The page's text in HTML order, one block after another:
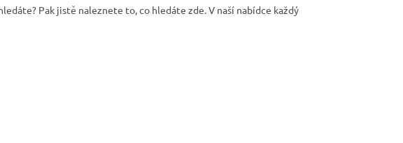
lPak jistě naleznete to, co hledáte zde. V naší nabídce každý